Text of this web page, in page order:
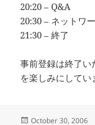
20:20 – Q&A
20:30 – ネットワ
21:30 – 終了
事前登録は終了い
を楽しみにしてい
Posted
October 30, 2006